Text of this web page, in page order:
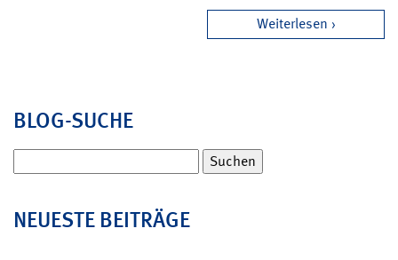
Weiterlesen
BLOG-SUCHE
nach:
NEUESTE BEITRÄGE